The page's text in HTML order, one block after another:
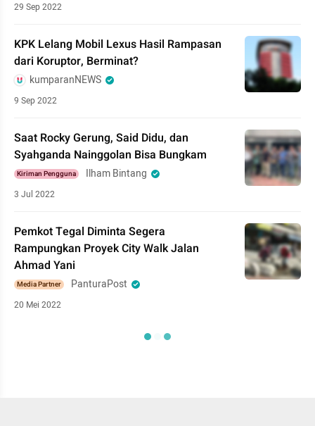
29 Sep 2022
KPK Lelang Mobil Lexus Hasil Rampasan
dari Koruptor, Berminat?
kumparanNEWS
9 Sep 2022
Saat Rocky Gerung, Said Didu, dan
Syahganda Nainggolan Bisa Bungkam
Kiriman Pengguna Ilham Bintang
3 Jul 2022
Pemkot Tegal Diminta Segera
Rampungkan Proyek City Walk Jalan
Ahmad Yani
Media Partner PanturaPost
20 Mei 2022